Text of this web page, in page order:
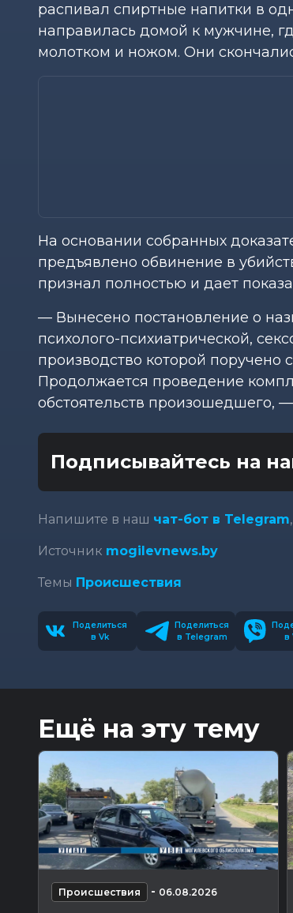
распивал спиртные напитки в
направилась домой к мужчине,
молотком и ножом. Они
На основании собранных
предъявлено обвинение в
признал полностью и дает
— Вынесено постановление о
психолого-психиатрической,
производство которой поручено
Продолжается проведение
обстоятельств произошедшего,
Подписывайтесь на
Напишите в наш чат-бот в Telegram
Источник mogilevnews.by
Темы Происшествия
Поделиться
в Vk
Поделиться
в Telegram
в
Ещё на эту тему
Происшествия - 06.08.2026